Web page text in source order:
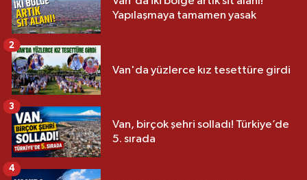
Yapılaşmaya tamamen yasak
Van'da yüzlerce kız tesettüre girdi
2
Van, birçok şehri solladı! Türkiye’de
5. sırada
3
4